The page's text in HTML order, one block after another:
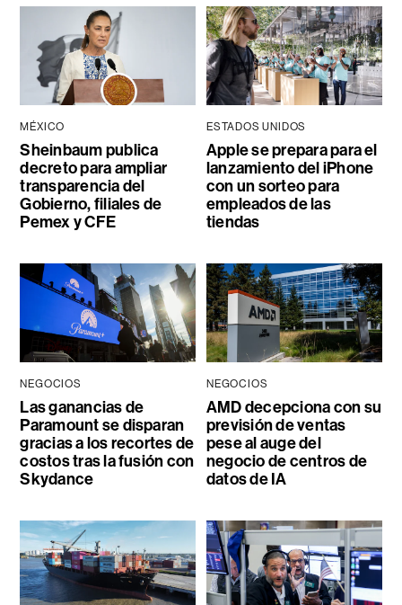
MÉXICO
Sheinbaum publica
decreto para ampliar
transparencia del
Gobierno, filiales de
Pemex y CFE
ESTADOS UNIDOS
Apple se prepara para el
lanzamiento del iPhone
con un sorteo para
empleados de las
tiendas
NEGOCIOS
Las ganancias de
Paramount se disparan
gracias a los recortes de
costos tras la fusión con
Skydance
NEGOCIOS
AMD decepciona con su
previsión de ventas
pese al auge del
negocio de centros de
datos de IA